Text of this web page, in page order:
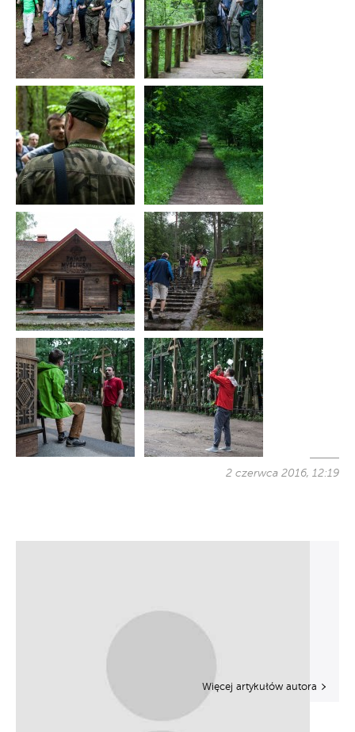
2 czerwca 2016, 12:19
Więcej artykułów autora